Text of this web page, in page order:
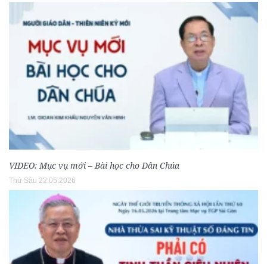
VIDEO: Mục vụ mới – Bài học cho Dân Chúa
Thứ Sáu 22.05.2026